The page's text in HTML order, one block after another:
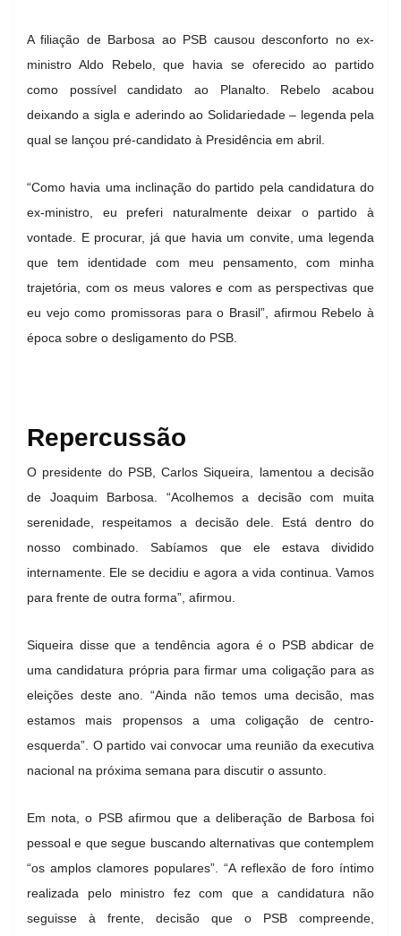
A filiação de Barbosa ao PSB causou desconforto no ex-
ministro Aldo Rebelo, que havia se oferecido ao partido
como possível candidato ao Planalto. Rebelo acabou
deixando a sigla e aderindo ao Solidariedade – legenda pela
qual se lançou pré-candidato à Presidência em abril.
“Como havia uma inclinação do partido pela candidatura do
ex-ministro, eu preferi naturalmente deixar o partido à
vontade. E procurar, já que havia um convite, uma legenda
que tem identidade com meu pensamento, com minha
trajetória, com os meus valores e com as perspectivas que
eu vejo como promissoras para o Brasil”, afirmou Rebelo à
época sobre o desligamento do PSB.
Repercussão
O presidente do PSB, Carlos Siqueira, lamentou a decisão
de Joaquim Barbosa. “Acolhemos a decisão com muita
serenidade, respeitamos a decisão dele. Está dentro do
nosso combinado. Sabíamos que ele estava dividido
internamente. Ele se decidiu e agora a vida continua. Vamos
para frente de outra forma”, afirmou.
Siqueira disse que a tendência agora é o PSB abdicar de
uma candidatura própria para firmar uma coligação para as
eleições deste ano. “Ainda não temos uma decisão, mas
estamos mais propensos a uma coligação de centro-
esquerda”. O partido vai convocar uma reunião da executiva
nacional na próxima semana para discutir o assunto.
Em nota, o PSB afirmou que a deliberação de Barbosa foi
pessoal e que segue buscando alternativas que contemplem
“os amplos clamores populares”. “A reflexão de foro íntimo
realizada pelo ministro fez com que a candidatura não
seguisse à frente, decisão que o PSB compreende,